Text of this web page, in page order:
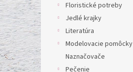
Floristické potreby
Jedlé krajky
Literatúra
Modelovacie pomôcky
Naznačovače
Pečenie